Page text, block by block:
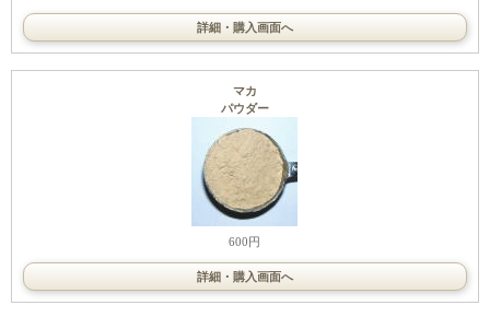
詳細・購入画面へ
マカ
パウダー
600円
詳細・購入画面へ